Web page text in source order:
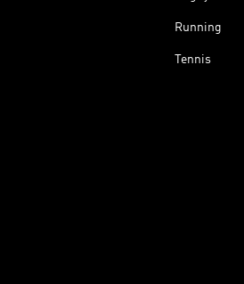
Running
Tennis